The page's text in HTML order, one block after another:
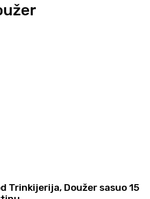
Trinkijerija, Doužer sasuo 15